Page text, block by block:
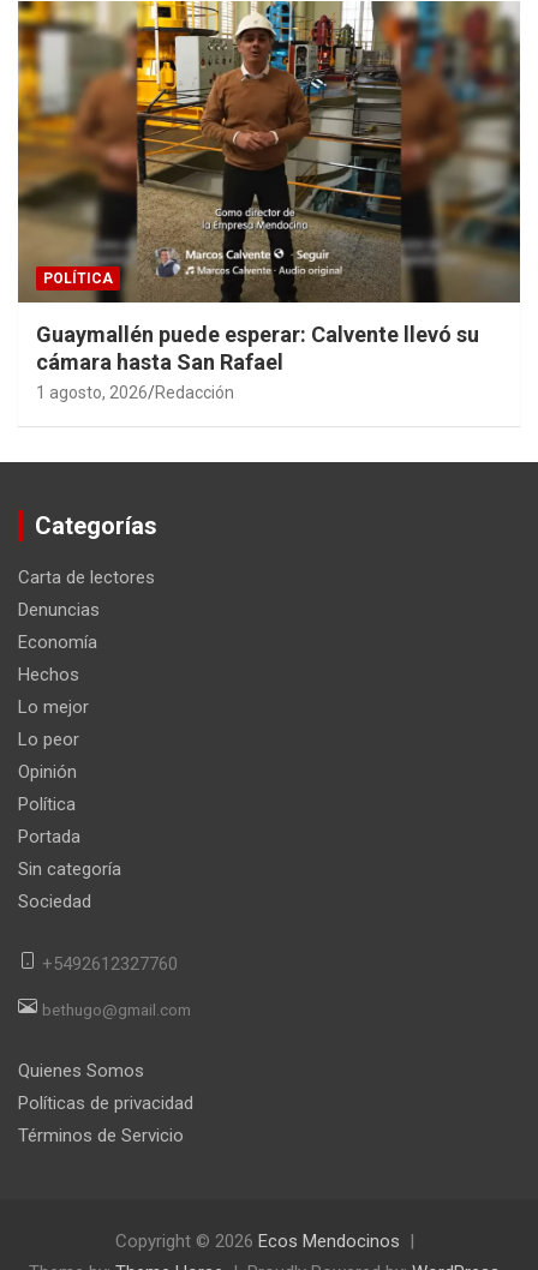
POLÍTICA
Guaymallén puede esperar: Calvente llevó su
cámara hasta San Rafael
1 agosto, 2026 Redacción
Categorías
Carta de lectores
Denuncias
Economía
Hechos
Lo mejor
Lo peor
Opinión
Política
Portada
Sin categoría
Sociedad
+5492612327760
bethugo@gmail.com
Quienes Somos
Políticas de privacidad
Términos de Servicio
Copyright © 2026 Ecos Mendocinos